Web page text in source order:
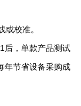
或校准。
后，单款产品测试
年节省设备采购成